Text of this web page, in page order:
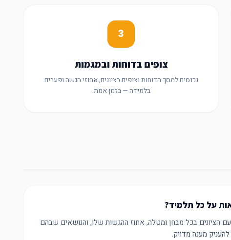
3
צופים בדוחות ובמגמות
נכנסים למסך הדוחות וצופים בציונים, אחוזי הגשה ופערים
בלמידה — בזמן אמת.
על כל תלמיד?
הציונים בכל מבחן ומטלה, אחוז ההגשות שלו, והנושאים שבהם
מענה מדויק.